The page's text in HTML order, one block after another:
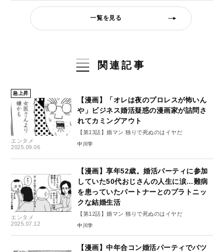
一覧を見る
関連記事
急上昇
エンタメ
2025.09.06
【漫画】「オレは夜のプロレスが怖いん
や」ビジネス婚活疑惑の漫画家が詰問さ
れてカミングアウト
【第13話】婚マン 独りで死ぬのはイヤだ
中川学
エンタメ
2025.07.12
【漫画】享年52歳。婚活パーティに参加
していた50代おじさんの人生に涙…難病
を患っていたパートナーとのプラトニッ
クな結婚生活
【第12話】婚マン 独りで死ぬのはイヤだ
中川学
【漫画】中年合コン婚活パーティでバツ